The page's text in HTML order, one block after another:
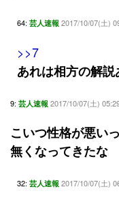
64: 芸人速報 2017/10/07(土)
>>7
あれは相方の解
9: 芸人速報 2017/10/07(土)
こいつ性格が悪い
無くなってきたな
32: 芸人速報 2017/10/07(土)